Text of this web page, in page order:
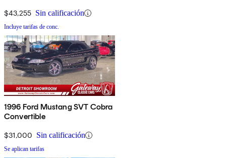
$43,255 Sin calificación
Incluye tarifas de conc.
1996 Ford Mustang SVT Cobra
Convertible
$31,000 Sin calificación
Se aplican tarifas